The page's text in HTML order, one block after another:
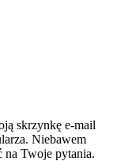
skrzynkę e-mail
Niebawem
na Twoje pytania.